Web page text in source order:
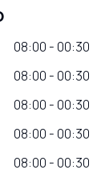
08:00 - 00:30
08:00 - 00:30
08:00 - 00:30
08:00 - 00:30
08:00 - 00:30